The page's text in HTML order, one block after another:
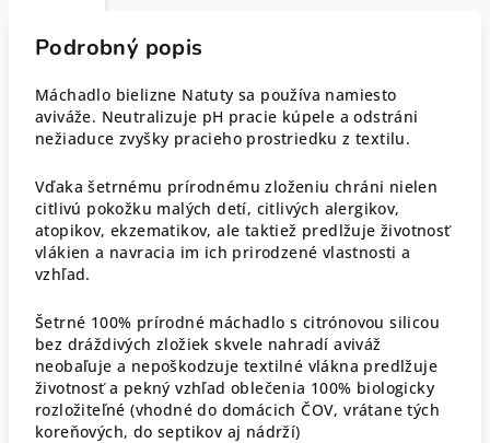
Podrobný popis
Máchadlo bielizne Natuty sa používa namiesto
aviváže. Neutralizuje pH pracie kúpele a odstráni
nežiaduce zvyšky pracieho prostriedku z textilu.
Vďaka šetrnému prírodnému zloženiu chráni nielen
citlivú pokožku malých detí, citlivých alergikov,
atopikov, ekzematikov, ale taktiež predlžuje životnosť
vlákien a navracia im ich prirodzené vlastnosti a
vzhľad.
Šetrné 100% prírodné máchadlo s citrónovou silicou
bez dráždivých zložiek skvele nahradí aviváž
neobaľuje a nepoškodzuje textilné vlákna predlžuje
životnosť a pekný vzhľad oblečenia 100% biologicky
rozložiteľné (vhodné do domácich ČOV, vrátane tých
koreňových, do septikov aj nádrží)